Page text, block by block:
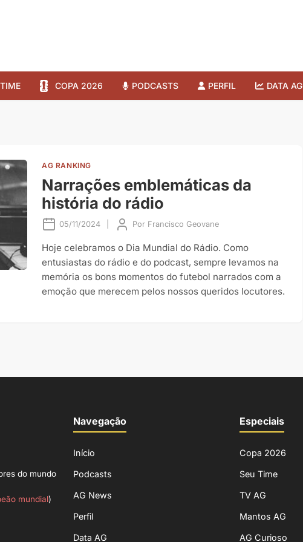
COPA 2026 PODCASTS PERFIL DATA AG
AG RANKING
Narrações emblemáticas da
história do rádio
05/11/2024 Por Francisco Geovane
Hoje celebramos o Dia Mundial do Rádio. Como
entusiastas do rádio e do podcast, sempre levamos na
memória os bons momentos do futebol narrados com a
emoção que merecem pelos nossos queridos locutores.
do mundo
mundial)
Navegação
Início
Podcasts
AG News
Perfil
Data AG
Especiais
Copa 2026
Seu Time
TV AG
Mantos AG
AG Curioso